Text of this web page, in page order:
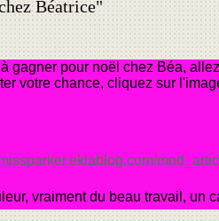
Béatrice"
gagner pour noël chez Béa,
votre chance, cliquez sur
vraiment du beau travail, un